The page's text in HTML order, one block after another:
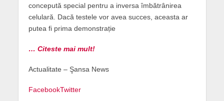
concepută special pentru a inversa îmbătrânirea
celulară. Dacă testele vor avea succes, aceasta ar
putea fi prima demonstrație
… Citeste mai mult!
Actualitate – Şansa News
FacebookTwitter